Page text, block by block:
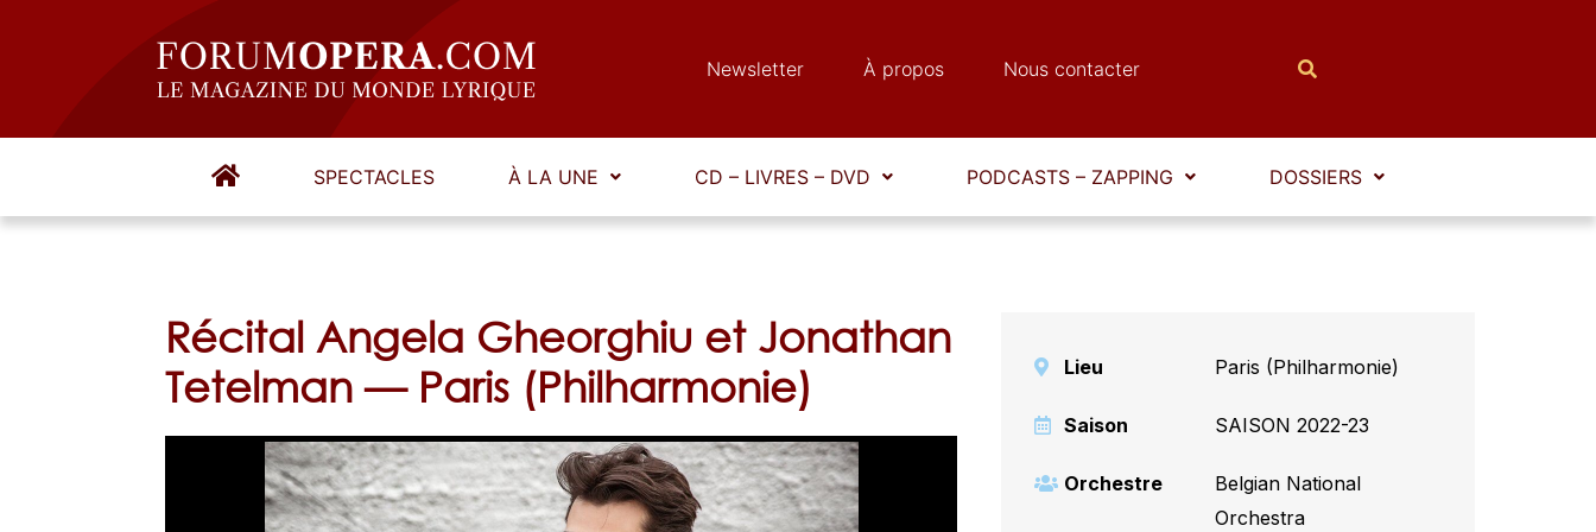
Newsletter À propos Nous contacter
SPECTACLES À LA UNE CD – LIVRES – DVD PODCASTS – ZAPPING DOSSIERS
Récital Angela Gheorghiu et Jonathan
Tetelman — Paris (Philharmonie)
Lieu Paris (Philharmonie)
Saison SAISON 2022-23
Orchestre
Belgian National
Orchestra